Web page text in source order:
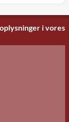
i vores